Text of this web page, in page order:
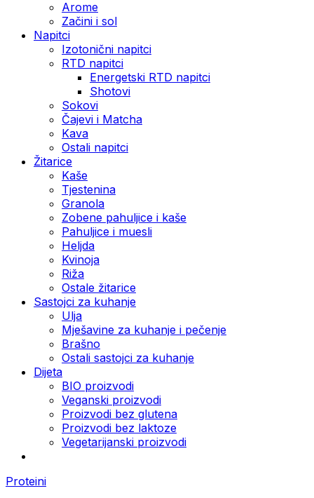
Arome
Začini i sol
Napitci
Izotonični napitci
RTD napitci
Energetski RTD napitci
Shotovi
Sokovi
Čajevi i Matcha
Kava
Ostali napitci
Žitarice
Kaše
Tjestenina
Granola
Zobene pahuljice i kaše
Pahuljice i muesli
Heljda
Kvinoja
Riža
Ostale žitarice
Sastojci za kuhanje
Ulja
Mješavine za kuhanje i pečenje
Brašno
Ostali sastojci za kuhanje
Dijeta
BIO proizvodi
Veganski proizvodi
Proizvodi bez glutena
Proizvodi bez laktoze
Vegetarijanski proizvodi
Proteini